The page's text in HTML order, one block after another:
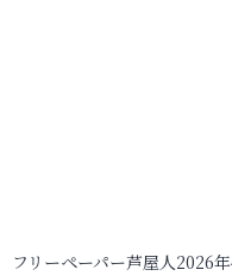
フリーペーパー芦屋人2026